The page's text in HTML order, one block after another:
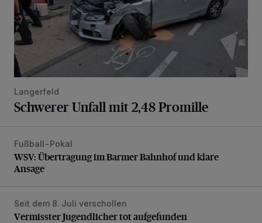
Langerfeld
Schwerer Unfall mit 2,48 Promille
WSV: Übertragung im Barmer Bahnhof und klare Ansage
Fußball-Pokal
WSV: Übertragung im Barmer Bahnhof und klare
Ansage
Vermisster Jugendlicher tot aufgefunden
Seit dem 8. Juli verschollen
Vermisster Jugendlicher tot aufgefunden